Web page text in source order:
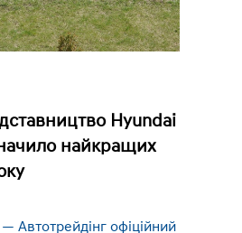
Hyundai
найкращих